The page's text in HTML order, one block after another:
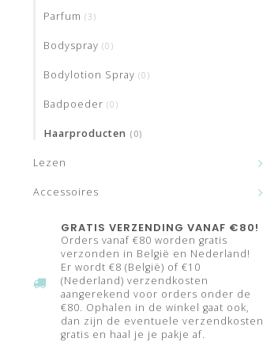
Parfum (3)
Bodyspray (0)
Bodylotion Spray (0)
Badpoeder (0)
Haarproducten (0)
Lezen
Accessoires
GRATIS VERZENDING VANAF €80!
Orders vanaf €80 worden gratis
verzonden in België en Nederland!
Er wordt €8 (België) of €10
(Nederland) verzendkosten
aangerekend voor orders onder de
€80. Ophalen in de winkel gaat ook,
dan zijn de eventuele verzendkosten
gratis en haal je je pakje af.